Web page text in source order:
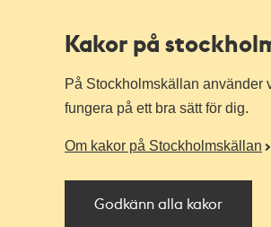
Kakor på
På Stockholmskällan använder
fungera på ett bra sätt för dig.
Om kakor på Stockholmskällan
Godkänn alla kakor